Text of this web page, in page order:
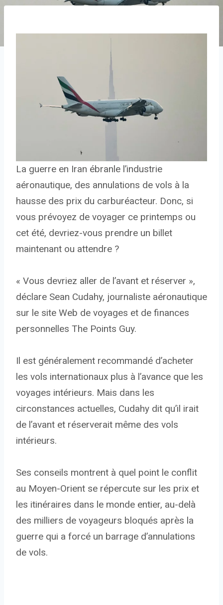
La guerre en Iran ébranle l’industrie
aéronautique, des annulations de vols à la
hausse des prix du carburéacteur. Donc, si
vous prévoyez de voyager ce printemps ou
cet été, devriez-vous prendre un billet
maintenant ou attendre ?
« Vous devriez aller de l’avant et réserver »,
déclare Sean Cudahy, journaliste aéronautique
sur le site Web de voyages et de finances
personnelles The Points Guy.
Il est généralement recommandé d’acheter
les vols internationaux plus à l’avance que les
voyages intérieurs. Mais dans les
circonstances actuelles, Cudahy dit qu’il irait
de l’avant et réserverait même des vols
intérieurs.
Ses conseils montrent à quel point le conflit
au Moyen-Orient se répercute sur les prix et
les itinéraires dans le monde entier, au-delà
des milliers de voyageurs bloqués après la
guerre qui a forcé un barrage d’annulations
de vols.